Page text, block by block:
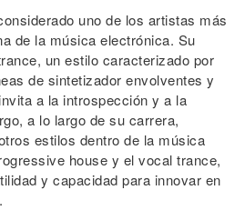
uno de los artistas más
de la música electrónica. Su
un estilo caracterizado por
de sintetizador envolventes y
a la introspección y a la
a lo largo de su carrera,
estilos dentro de la música
house y el vocal trance,
y capacidad para innovar en